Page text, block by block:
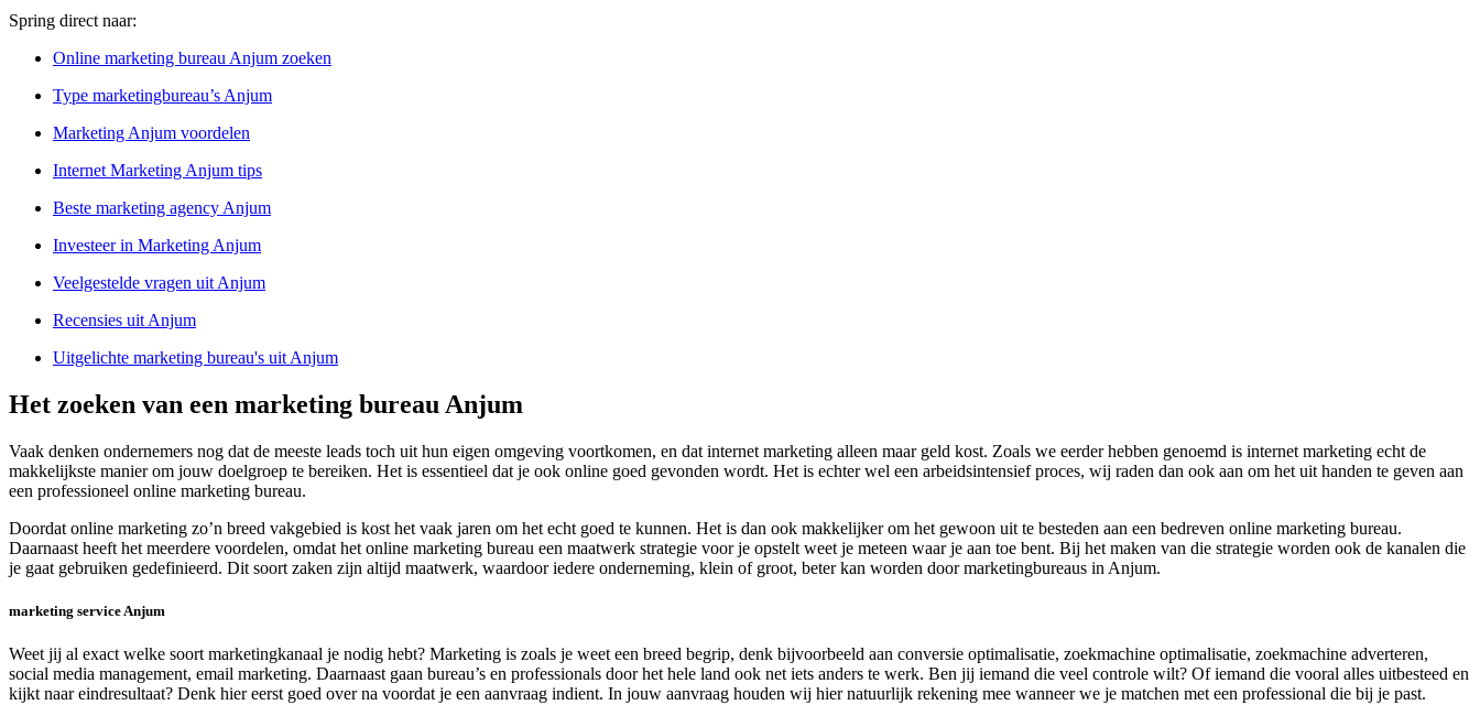
Spring direct naar:
Online marketing bureau Anjum zoeken
Type marketingbureau’s Anjum
Marketing Anjum voordelen
Internet Marketing Anjum tips
Beste marketing agency Anjum
Investeer in Marketing Anjum
Veelgestelde vragen uit Anjum
Recensies uit Anjum
Uitgelichte marketing bureau's uit Anjum
Het zoeken van een marketing bureau Anjum
Vaak denken ondernemers nog dat de meeste leads toch uit hun eigen omgeving voortkomen, en dat internet marketing alleen maar geld kost. Zoals we eerder hebben genoemd is internet marketing echt de
makkelijkste manier om jouw doelgroep te bereiken. Het is essentieel dat je ook online goed gevonden wordt. Het is echter wel een arbeidsintensief proces, wij raden dan ook aan om het uit handen te geven aan
een professioneel online marketing bureau.
Doordat online marketing zo’n breed vakgebied is kost het vaak jaren om het echt goed te kunnen. Het is dan ook makkelijker om het gewoon uit te besteden aan een bedreven online marketing bureau.
Daarnaast heeft het meerdere voordelen, omdat het online marketing bureau een maatwerk strategie voor je opstelt weet je meteen waar je aan toe bent. Bij het maken van die strategie worden ook de kanalen die
je gaat gebruiken gedefinieerd. Dit soort zaken zijn altijd maatwerk, waardoor iedere onderneming, klein of groot, beter kan worden door marketingbureaus in Anjum.
marketing service Anjum
Weet jij al exact welke soort marketingkanaal je nodig hebt? Marketing is zoals je weet een breed begrip, denk bijvoorbeeld aan conversie optimalisatie, zoekmachine optimalisatie, zoekmachine adverteren,
social media management, email marketing. Daarnaast gaan bureau’s en professionals door het hele land ook net iets anders te werk. Ben jij iemand die veel controle wilt? Of iemand die vooral alles uitbesteed en
kijkt naar eindresultaat? Denk hier eerst goed over na voordat je een aanvraag indient. In jouw aanvraag houden wij hier natuurlijk rekening mee wanneer we je matchen met een professional die bij je past.